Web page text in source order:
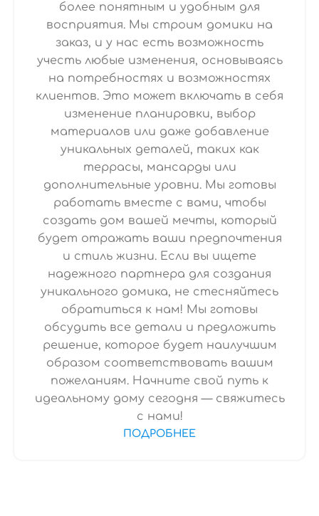
более понятным и удобным для
восприятия. Мы строим домики на
заказ, и у нас есть возможность
учесть любые изменения, основываясь
на потребностях и возможностях
клиентов. Это может включать в себя
изменение планировки, выбор
материалов или даже добавление
уникальных деталей, таких как
террасы, мансарды или
дополнительные уровни. Мы готовы
работать вместе с вами, чтобы
создать дом вашей мечты, который
будет отражать ваши предпочтения
и стиль жизни. Если вы ищете
надежного партнера для создания
уникального домика, не стесняйтесь
обратиться к нам! Мы готовы
обсудить все детали и предложить
решение, которое будет наилучшим
образом соответствовать вашим
пожеланиям. Начните свой путь к
идеальному дому сегодня — свяжитесь
с нами!
ПОДРОБНЕЕ